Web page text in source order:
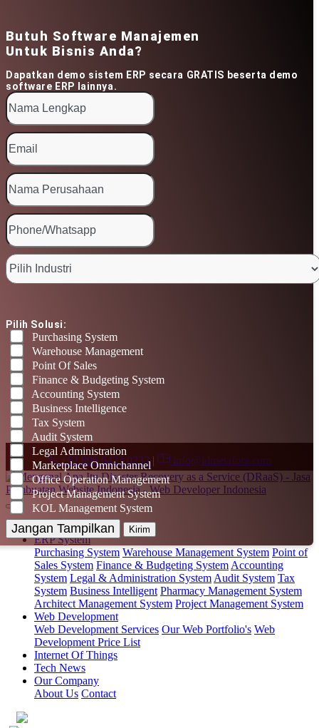
Butuh Software Manajemen
Untuk Bisnis Anda?
Dapatkan demo sistem ERP secara GRATIS beserta demo
software ERP lainnya.
Pilih Solusi:
Purchasing System
Warehouse Management
Point Of Sales
Finance & Budgeting System
Accounting System
Business Intelligence
Tax System
Audit System
Legal Administration
Marketplace Omnichannel
Office Operation Management
Project Management System
KOL Management System
Jangan Tampilkan Kirim
+62 896 6423 0232 | info@idmetafora.com
Home(current)
ERP System
Purchasing System Warehouse Management System Point of
Sales System Finance & Budgeting System Accounting
System Legal & Administration System Audit System Tax
System Business Intelligent Pharmacy Management System
Architect Management System Project Management System
Web Development
Web Development Services Our Web Portfolio's Web
Development Price List
Internet Of Things
Tech News
Our Company
About Us Contact